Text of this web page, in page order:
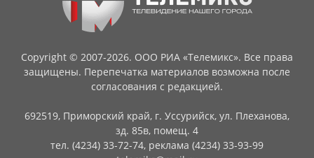
Copyright © 2007-2026. ООО РИА «Телемикс». Все права
защищены. Перепечатка материалов возможна после
согласования с редакцией.
692519, Приморский край, г. Уссурийск, ул. Плеханова,
зд. 85в, помещ. 4
тел. (4234) 33-72-74, реклама (4234) 33-93-99